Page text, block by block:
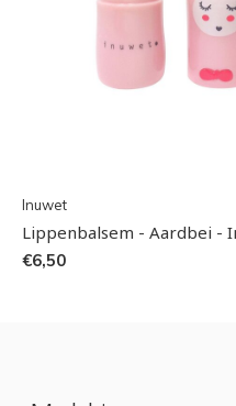
Inuwet
Lippenbalsem - Aardbei -
€6,50